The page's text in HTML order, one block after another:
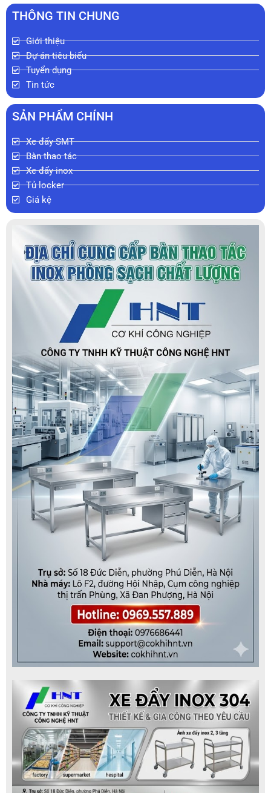
THÔNG TIN CHUNG
Giới thiệu
Dự án tiêu biểu
Tuyển dụng
Tin tức
SẢN PHẨM CHÍNH
Xe đẩy SMT
Bàn thao tác
Xe đẩy inox
Tủ locker
Giá kệ